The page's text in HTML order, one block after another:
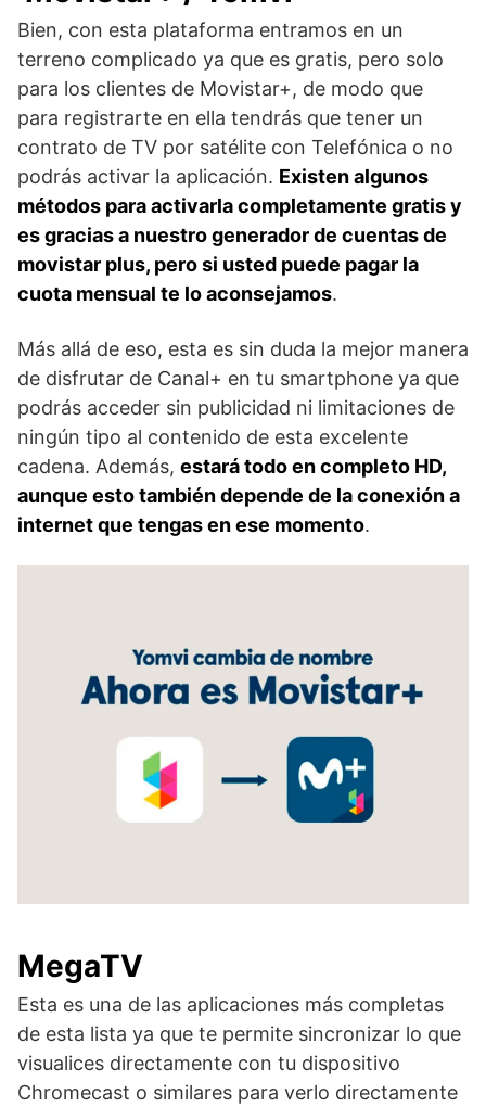
Bien, con esta plataforma entramos en un
terreno complicado ya que es gratis, pero solo
para los clientes de Movistar+, de modo que
para registrarte en ella tendrás que tener un
contrato de TV por satélite con Telefónica o no
podrás activar la aplicación. Existen algunos
métodos para activarla completamente gratis y
es gracias a nuestro generador de cuentas de
movistar plus, pero si usted puede pagar la
cuota mensual te lo aconsejamos.
Más allá de eso, esta es sin duda la mejor manera
de disfrutar de Canal+ en tu smartphone ya que
podrás acceder sin publicidad ni limitaciones de
ningún tipo al contenido de esta excelente
cadena. Además, estará todo en completo HD,
aunque esto también depende de la conexión a
internet que tengas en ese momento.
MegaTV
Esta es una de las aplicaciones más completas
de esta lista ya que te permite sincronizar lo que
visualices directamente con tu dispositivo
Chromecast o similares para verlo directamente